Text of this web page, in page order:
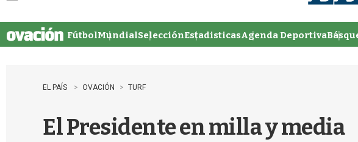
u
FútbolMundialSelecciónEstadisticasAgenda Deportiva
EL PAÍS OVACIÓN TURF
El Presidente en milla y media